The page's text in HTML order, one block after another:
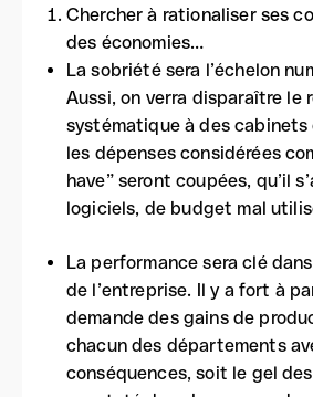
Chercher à rationaliser ses
des économies…
La sobriété sera l’échelon
Aussi, on verra disparaître le
systématique à des
les dépenses considérées
have” seront coupées, qu’il
logiciels, de budget mal
La performance sera clé
de l’entreprise. Il y a fort à
demande des gains de
chacun des départements
conséquences, soit le gel